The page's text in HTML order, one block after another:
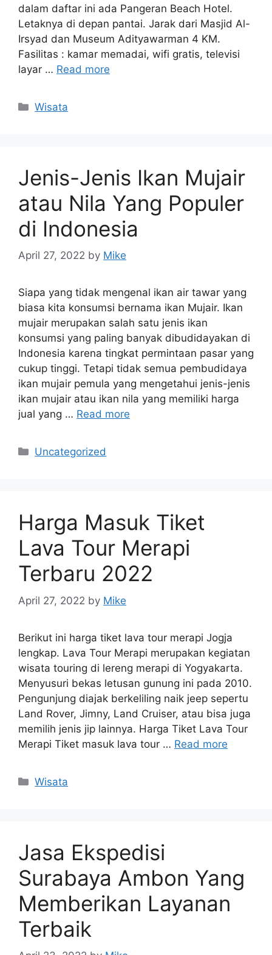
dalam daftar ini ada Pangeran Beach Hotel.
Letaknya di depan pantai. Jarak dari Masjid Al-
Irsyad dan Museum Adityawarman 4 KM.
Fasilitas : kamar memadai, wifi gratis, televisi
layar … Read more
Categories
Wisata
Jenis-Jenis Ikan Mujair
atau Nila Yang Populer
di Indonesia
April 27, 2022 by Mike
Siapa yang tidak mengenal ikan air tawar yang
biasa kita konsumsi bernama ikan Mujair. Ikan
mujair merupakan salah satu jenis ikan
konsumsi yang paling banyak dibudidayakan di
Indonesia karena tingkat permintaan pasar yang
cukup tinggi. Tetapi tidak semua pembudidaya
ikan mujair pemula yang mengetahui jenis-jenis
ikan mujair atau ikan nila yang memiliki harga
jual yang … Read more
Categories
Uncategorized
Harga Masuk Tiket
Lava Tour Merapi
Terbaru 2022
April 27, 2022 by Mike
Berikut ini harga tiket lava tour merapi Jogja
lengkap. Lava Tour Merapi merupakan kegiatan
wisata touring di lereng merapi di Yogyakarta.
Menyusuri bekas letusan gunung ini pada 2010.
Pengunjung diajak berkeliling naik jeep sepertu
Land Rover, Jimny, Land Cruiser, atau bisa juga
memilih jenis jip lainnya. Harga Tiket Lava Tour
Merapi Tiket masuk lava tour … Read more
Categories
Wisata
Jasa Ekspedisi
Surabaya Ambon Yang
Memberikan Layanan
Terbaik